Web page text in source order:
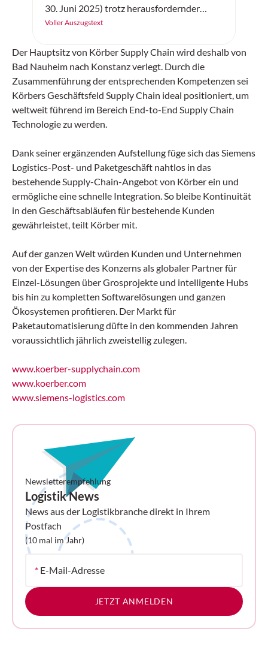
30. Juni 2025) trotz herausfordernder
wirtschaftlicher Rahmenbedingungen mit
des Technologieunternehmens, das für
seine internationalen Kunden
hochautomatisierte Logistikzentren plant,
errichtet und im laufenden Betrieb betreut,
übertraf mit 1,07 Milliarden Euro leicht das
Allzeit-Hoch des Vorjahres. Das Ergebnis
deutlich auf 49,3 Millionen Euro, die Zahl
der Mitarbeitenden wuchs auf 4645.
Voller Auszugstext
Der Hauptsitz von Körber Supply Chain wird deshalb von
Bad Nauheim nach Konstanz verlegt. Durch die
Zusammenführung der entsprechenden Kompetenzen sei
Körbers Geschäftsfeld Supply Chain ideal positioniert, um
weltweit führend im Bereich End-to-End Supply Chain
Technologie zu werden.
Dank seiner ergänzenden Aufstellung füge sich das Siemens
Logistics-Post- und Paketgeschäft nahtlos in das
bestehende Supply-Chain-Angebot von Körber ein und
ermögliche eine schnelle Integration. So bleibe Kontinuität
in den Geschäftsabläufen für bestehende Kunden
gewährleistet, teilt Körber mit.
Auf der ganzen Welt würden Kunden und Unternehmen
von der Expertise des Konzerns als globaler Partner für
Einzel-Lösungen über Grosprojekte und intelligente Hubs
bis hin zu kompletten Softwarelösungen und ganzen
Ökosystemen profitieren. Der Markt für
Paketautomatisierung düfte in den kommenden Jahren
voraussichtlich jährlich zweistellig zulegen.
www.koerber-supplychain.com
www.koerber.com
www.siemens-logistics.com
Newsletterempfehlung
Logistik News
News aus der Logistikbranche direkt in Ihrem
Postfach
(10 mal im Jahr)
* E-Mail-Adresse
JETZT ANMELDEN